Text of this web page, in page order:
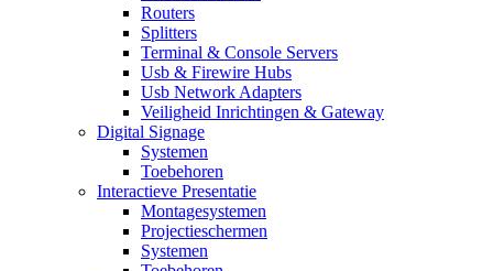
Routers
Splitters
Terminal & Console Servers
Usb & Firewire Hubs
Usb Network Adapters
Veiligheid Inrichtingen & Gateway
Digital Signage
Systemen
Toebehoren
Interactieve Presentatie
Montagesystemen
Projectieschermen
Systemen